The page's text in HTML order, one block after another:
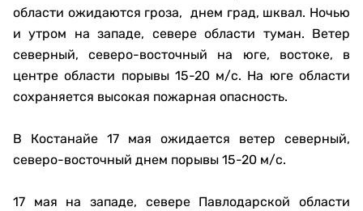
области ожидаются гроза, днем град, шквал. Ночью
и утром на западе, севере области туман. Ветер
северный, северо-восточный на юге, востоке, в
центре области порывы 15-20 м/с. На юге области
сохраняется высокая пожарная опасность.
В Костанайе 17 мая ожидается ветер северный,
северо-восточный днем порывы 15-20 м/с.
17 мая на западе, севере Павлодарской области